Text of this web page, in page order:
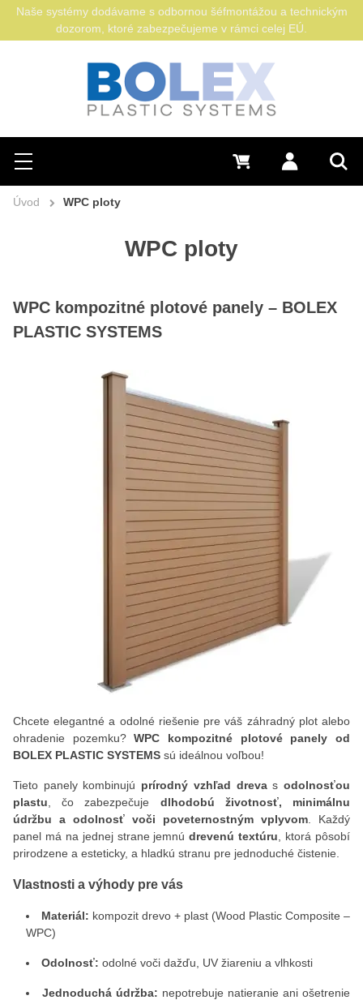
Hľadať
Menu Prihlásiť sa
0 €
Naše systémy dodávame s odbornou šéfmontážou a technickým
dozorom, ktoré zabezpečujeme v rámci celej EÚ.
Úvod WPC ploty
WPC ploty
WPC kompozitné plotové panely – BOLEX
PLASTIC SYSTEMS
Chcete elegantné a odolné riešenie pre váš záhradný plot alebo
ohradenie pozemku?WPC kompozitné plotové panely od
BOLEX PLASTIC SYSTEMS sú ideálnou voľbou!
Tieto panely kombinujú prírodný vzhľad drevasodolnosťou
plastu , čo zabezpečuje dlhodobú životnosť, minimálnu
údržbu a odolnosť voči poveternostným vplyvom . Každý
panel má na jednej strane jemnúdrevenú textúru , ktorá pôsobí
prirodzene a esteticky, a hladkú stranu pre jednoduché čistenie.
Vlastnosti a výhody pre vás
Materiál: kompozit drevo + plast (Wood Plastic Composite –
WPC)
Odolnosť: odolné voči dažďu, UV žiareniu a vlhkosti
Jednoduchá údržba: nepotrebuje natieranie ani ošetrenie